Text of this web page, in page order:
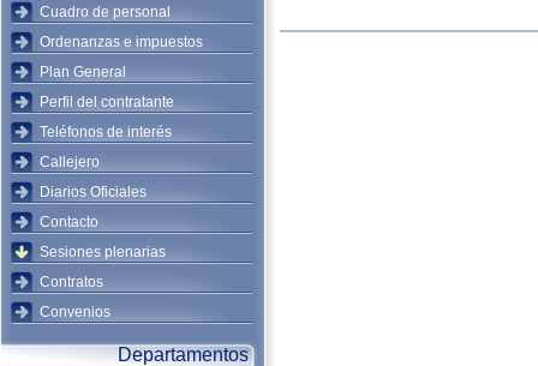
Cuadro de personal
Ordenanzas e impuestos
Plan General
Perfil del contratante
Teléfonos de interés
Callejero
Diarios Oficiales
Contacto
Sesiones plenarias
Contratos
Convenios
Departamentos